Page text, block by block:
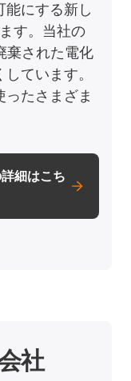
能にする新し
す。当社の
棄された電化
ています。
たさまざま
細はこち
社